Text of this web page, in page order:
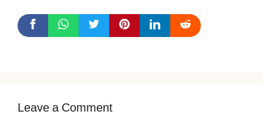
Leave a Comment